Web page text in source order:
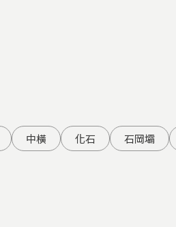
中橫 化石 石岡壩